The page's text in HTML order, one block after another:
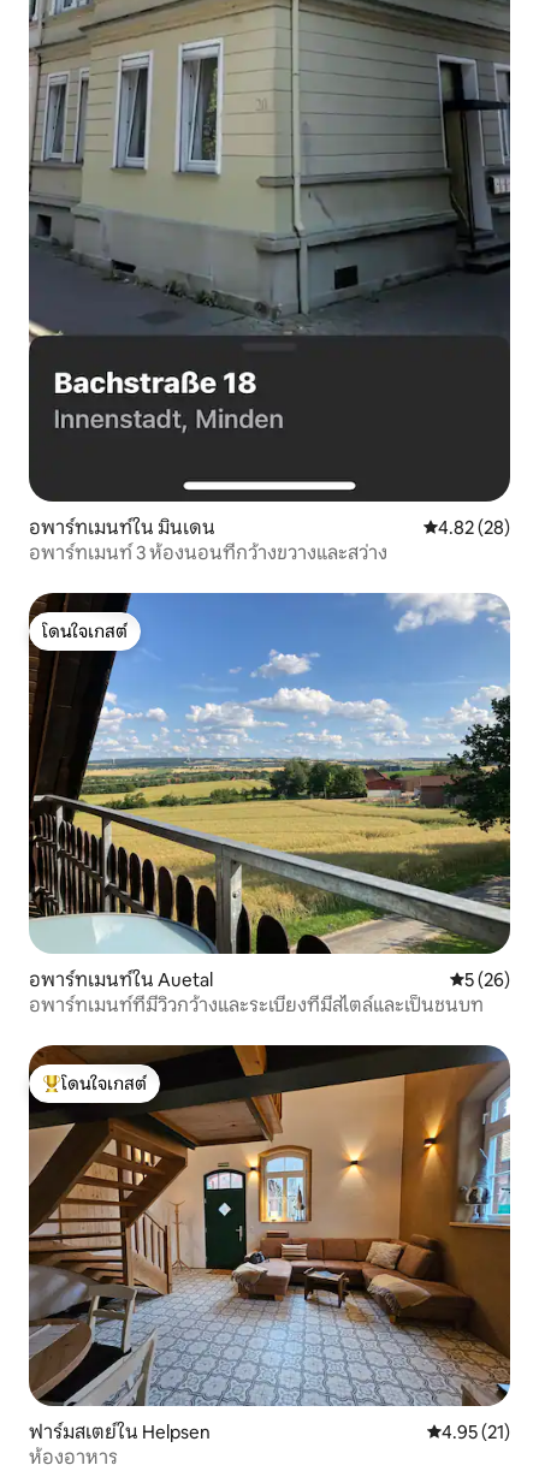
อพาร์ทเมนท์ใน มินเดน คะแนนเฉลี่ย
4.82 (28)
อพาร์ทเมนท์ 3 ห้องนอนที่กว้างขวางและสว่าง
โดนใจเกสต์
โดนใจเกสต์
อพาร์ทเมนท์ใน Auetal คะแนนเฉลี่
5 (26)
อพาร์ทเมนท์ที่มีวิวกว้างและระเบียงที่มีสไตล์และเป็นชนบท
โดนใจเกสต์ที่สุด
โดนใจเกสต์
ฟาร์มสเตย์ใน Helpsen คะแนนเฉลี่ย
4.95 (21)
ห้องอาหาร